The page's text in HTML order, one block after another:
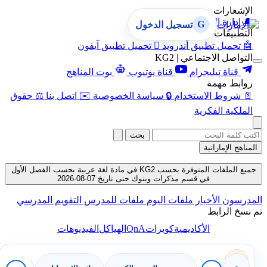
الإشعارات
🔔 إدارة الإشعارات
التطبيقات
🤖 تحميل تطبيق أندرويد  تحميل تطبيق آيفون
التواصل الاجتماعي | KG2
قناة تيليجرام
قناة يوتيوب
بوت المناهج
روابط مهمة
📄 شروط الاستخدام 🔒 سياسة الخصوصية ✉️ اتصل بنا ⚖️ حقوق
الملكية الفكرية
G تسجيل الدخول
بحث
المناهج الإماراتية
جميع الملفات المتوفرة بحسب KG2 في مادة لغة عربية بحسب الفصل الأول
في قسم مذكرات وبنوك حتى تاريخ 07-08-2026
المدرسون الأخبار ملفات اليوم ملفات للمدرس التقويم المدرسي
تم نسخ الرابط
الأكاديميةكويزاتQnAالهياكلالفيديوهات